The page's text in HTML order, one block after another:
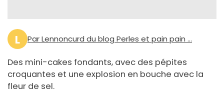
L Par Lennoncurd du blog Perles et pain pain ...
Des mini-cakes fondants, avec des pépites
croquantes et une explosion en bouche avec la
fleur de sel.